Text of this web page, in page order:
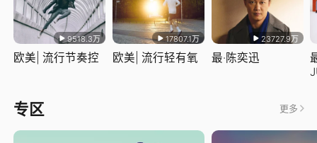
9518.3万
欧美| 流行节奏控
17807.1万
欧美| 流行轻有氧
23727.9万
最·陈奕迅
专区 更多